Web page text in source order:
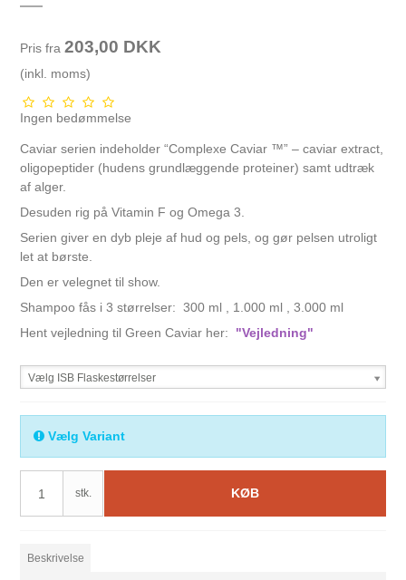
Pris fra 203,00 DKK
(inkl. moms)
Ingen bedømmelse
Caviar serien indeholder “Complexe Caviar ™” – caviar extract,
oligopeptider (hudens grundlæggende proteiner) samt udtræk
af alger.
Desuden rig på Vitamin F og Omega 3.
Serien giver en dyb pleje af hud og pels, og gør pelsen utroligt
let at børste.
Den er velegnet til show.
Shampoo fås i 3 størrelser: 300 ml , 1.000 ml , 3.000 ml
Hent vejledning til Green Caviar her: "Vejledning"
Vælg ISB Flaskestørrelser
Vælg Variant
stk. KØB
Beskrivelse